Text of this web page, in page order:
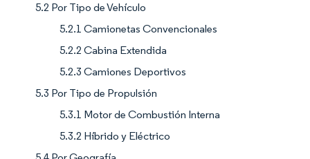
5.2 Por Tipo de Vehículo
5.2.1 Camionetas Convencionales
5.2.2 Cabina Extendida
5.2.3 Camiones Deportivos
5.3 Por Tipo de Propulsión
5.3.1 Motor de Combustión Interna
5.3.2 Híbrido y Eléctrico